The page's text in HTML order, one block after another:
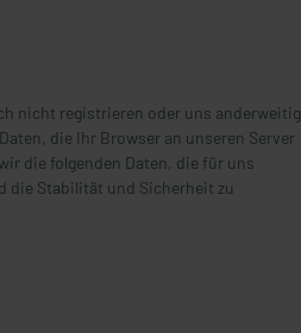
nicht registrieren oder uns anderweitig
die Ihr Browser an unseren Server
die folgenden Daten, die für uns
die Stabilität und Sicherheit zu